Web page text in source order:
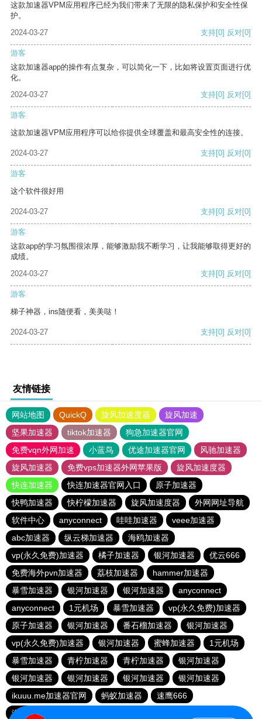
这款加速器VPM应用程序已经为我们带来了无限的隐私保护和安全性保
护。
2024-03-27
支持[0] 反对[0]
游客
这款加速器app的操作有点复杂，可以简化一下，比如将设置页面进行优
化。
2024-03-27
支持[0] 反对[0]
游客
这款加速器VPM应用程序可以给你提供全球覆盖和最高安全性的连接。
2024-03-27 支持[0] 反对[0]
游客
这个软件很好用
2024-03-27 支持[0] 反对[0]
游客
这款app的学习氛围很浓厚，能够激励我不断学习，让我能够取得更好的
成绩。
2024-03-27
支持[0] 反对[0]
游客
梯子神器，ins随便看，美美哒！
2024-03-27 支持[0] 反对[0]
友情链接
网站地图 QuickQ 旋风加速度器
旋风加速
坚果加速器
tiktok加速器
狗急加速器官网
免费vqn外网加速
小蓝鸟 优途加速器官网
风驰加速器
旋风加速器
免费vps加速器外网苹果版
旋风加速度器
快连加速器
快连加速器官网入口
原子加速器
快鸭加速器
快柠檬加速器 旋风加速度器
外网网址导航
软件中心
anyconnect 哇哇加速器
veee加速器
abc加速器
纵云梯加速器
海鸥加速器
vp(永久免费)加速器
橘子加速器 银河加速器
优云666
免费海外pvn加速器
荔枝加速器
hammer加速器
暴雪加速器
银河加速器 银河加速器
anyconnect
anyconnect
1元机场 暴雪加速器
vp(永久免费)加速器
原子加速器
银河加速器 番石榴加速器
银河加速器
vp(永久免费)加速器
银河加速器 蜜蜂加速器
1元机场
暴雪加速器
青柠加速器 青柠加速器
银河加速器
银河加速器
银河加速器 银河加速器
银河加速器
ikuuu.me加速器官网
蚂蚁加速器
速鹰666
海外梯子官网